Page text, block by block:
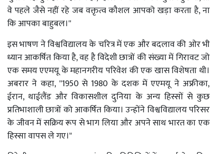
वे पहले जैसे नहीं रहे जब वक्तृत्व कौशल आपको खड़ा करता है, ना
कि आपका बाहुबल।''
इस भाषण ने विश्वविद्यालय के चरित्र में एक और बदलाव की ओर भी
ध्यान आकर्षित किया है, वह है विदेशी छात्रों की संख्या में गिरावट जो
एक समय एएमयू के महानगरीय परिवेश की एक खास विशेषता थी।
अबरार ने कहा, ''1950 से 1980 के दशक में एएमयू ने अफ्रीका,
ईरान, थाईलैंड और विकासशील दुनिया के अन्य हिस्सों से कुछ
प्रतिभाशाली छात्रों को आकर्षित किया। उन्होंने विश्वविद्यालय परिसर
के जीवन में सक्रिय रूप से भाग लिया और अपने साथ भारत का एक
हिस्सा वापस ले गए।"